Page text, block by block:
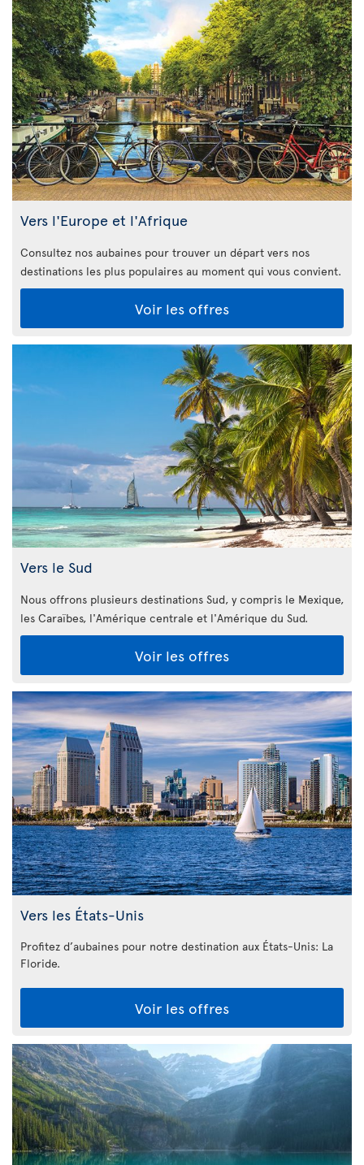
Vers l'Europe et l'Afrique
Consultez nos aubaines pour trouver un départ vers nos
destinations les plus populaires au moment qui vous convient.
Voir les offres
Vers le Sud
Nous offrons plusieurs destinations Sud, y compris le Mexique,
les Caraïbes, l'Amérique centrale et l'Amérique du Sud.
Voir les offres
Vers les États-Unis
Profitez d’aubaines pour notre destination aux États-Unis: La
Floride.
Voir les offres